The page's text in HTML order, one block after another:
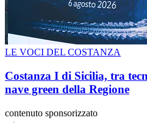
LE VOCI DEL COSTANZA
Costanza I di Sicilia, tra
nave green della Regione
contenuto sponsorizzato